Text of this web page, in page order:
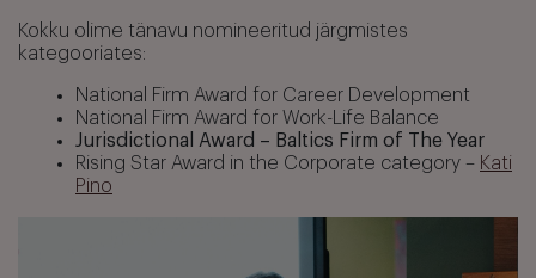
Kokku olime tänavu nomineeritud järgmistes
kategooriates:
National Firm Award for Career Development
National Firm Award for Work-Life Balance
Jurisdictional Award – Baltics Firm of The Year
Rising Star Award in the Corporate category – Kati
Pino